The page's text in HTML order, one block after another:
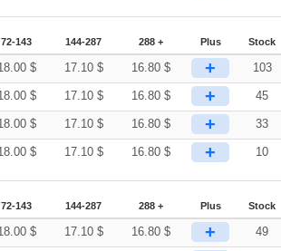
72-143 144-287 288 + Plus Stock
$ 17.10 $ 16.80 $ + 103
$ 17.10 $ 16.80 $ + 45
$ 17.10 $ 16.80 $ + 33
$ 17.10 $ 16.80 $ + 10
72-143 144-287 288 + Plus Stock
$ 17.10 $ 16.80 $ + 49